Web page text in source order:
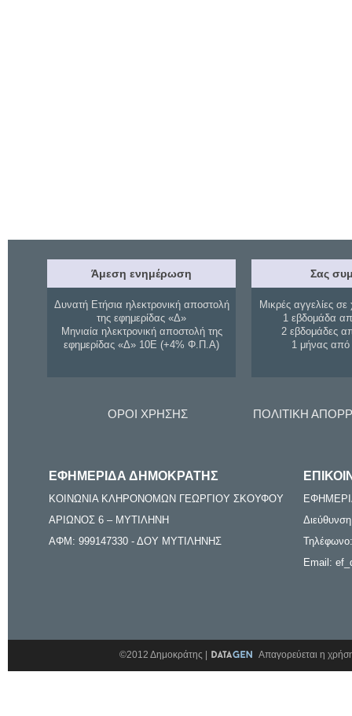
Άμεση ενημέρωση
Δυνατή Ετήσια ηλεκτρονική αποστολή
της εφημερίδας «Δ»
Μηνιαία ηλεκτρονική αποστολή της
εφημερίδας «Δ» 10Ε (+4% Φ.Π.Α)
Σας
Μικρές αγγελίες σε
1 εβδομάδα
2 εβδομάδες
1 μήνας
ΟΡΟΙ ΧΡΗΣΗΣ ΠΟΛΙΤΙΚΗ
ΕΦΗΜΕΡΙΔΑ ΔΗΜΟΚΡΑΤΗΣ
ΚΟΙΝΩΝΙΑ ΚΛΗΡΟΝΟΜΩΝ ΓΕΩΡΓΙΟΥ ΣΚΟΥΦΟΥ
ΑΡΙΩΝΟΣ 6 – ΜΥΤΙΛΗΝΗ
ΑΦΜ: 999147330 - ΔΟΥ ΜΥΤΙΛΗΝΗΣ
Email:
©2012 Δημοκράτης | Απαγορεύεται η